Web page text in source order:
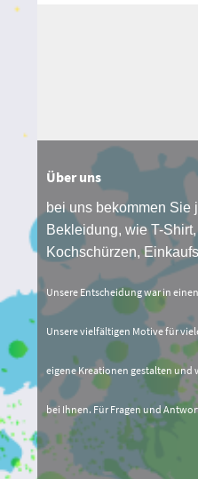
Über uns
bei uns bekommen Sie
Bekleidung, wie T-
Kochschürzen,
Unsere Entscheidung war in
Unsere vielfältigen Motive für
eigene Kreationen gestalten und
bei Ihnen. Für Fragen und